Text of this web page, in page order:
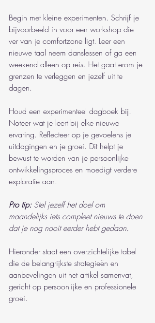
Begin met kleine experimenten. Schrijf je
bijvoorbeeld in voor een workshop die
ver van je comfortzone ligt. Leer een
nieuwe taal neem danslessen of ga een
weekend alleen op reis. Het gaat erom je
grenzen te verleggen en jezelf uit te
dagen.
Houd een experimenteel dagboek bij.
Noteer wat je leert bij elke nieuwe
ervaring. Reflecteer op je gevoelens je
uitdagingen en je groei. Dit helpt je
bewust te worden van je persoonlijke
ontwikkelingsproces en moedigt verdere
exploratie aan.
Pro tip: Stel jezelf het doel om
maandelijks iets compleet nieuws te doen
dat je nog nooit eerder hebt gedaan.
Hieronder staat een overzichtelijke tabel
die de belangrijkste strategieën en
aanbevelingen uit het artikel samenvat,
gericht op persoonlijke en professionele
groei.